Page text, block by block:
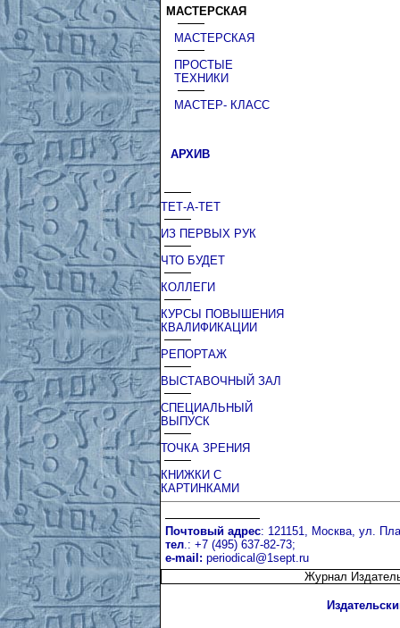
МАСТЕРСКАЯ
МАСТЕРСКАЯ
ПРОСТЫЕ
ТЕХНИКИ
МАСТЕР- КЛАСС
АРХИВ
ТЕТ-А-ТЕТ
ИЗ ПЕРВЫХ РУК
ЧТО БУДЕТ
КОЛЛЕГИ
КУРСЫ ПОВЫШЕНИЯ
КВАЛИФИКАЦИИ
РЕПОРТАЖ
ВЫСТАВОЧНЫЙ ЗАЛ
СПЕЦИАЛЬНЫЙ
ВЫПУСК
ТОЧКА ЗРЕНИЯ
КНИЖКИ С
КАРТИНКАМИ
Почтовый адрес: 121151, Москва, ул.
тел.: +7 (495) 637-82-73;
e-mail: periodical@1sept.ru
Журнал